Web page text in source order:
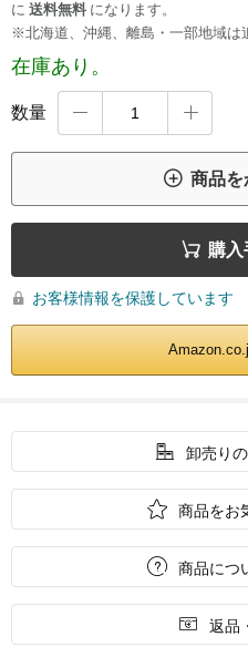
に 送料無料 になります。
※北海道、沖縄、離島・一部地域は
在庫あり。
数量  
 商品を
 購入
 お客様情報を保護しています
 卸売り
 商品をお
 商品につ
 返品